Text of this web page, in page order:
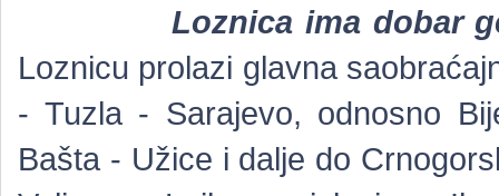
Loznica ima dobar
Loznicu prolazi glavna
- Tuzla - Sarajevo, odnosno
Bašta - Užice i dalje do